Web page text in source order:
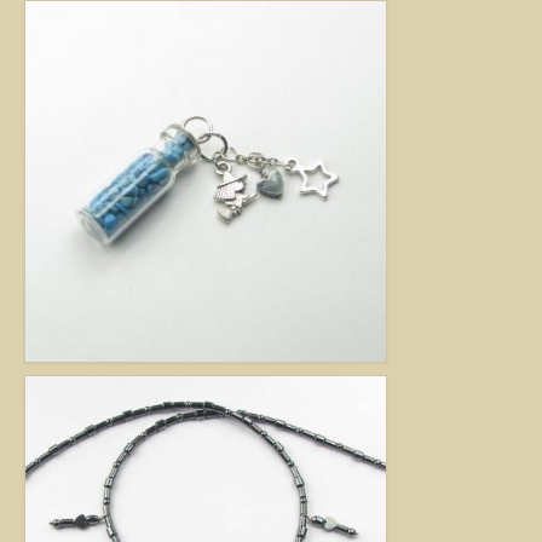
A szobai növények, kaktuszok a lakás díszei, de sajnos nem vagy csak ritkán
virágoznak.Biztosan Ön is szép kaspóba vagy díszes tartóba teszi őket, de
ennél többet is tehet értük. A kézműves Virág ékszerekkel színesebbé és
egyedibbé varázsolhatja virágait. Ezeket a díszeket ásvány, féldrágakő,
kristály felhasználásával, dróthajlításos technikával készítettem, és
garantáltan nincs két egyforma közöttük. Ha cserepes növényt ajándékoz